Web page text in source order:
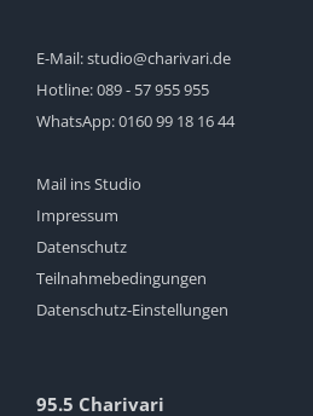
E-Mail:studio@charivari.de
Hotline:089 - 57 955 955
WhatsApp:0160 99 18 16 44
Mail ins Studio
Impressum
Datenschutz
Teilnahmebedingungen
Datenschutz-Einstellungen
95.5 Charivari